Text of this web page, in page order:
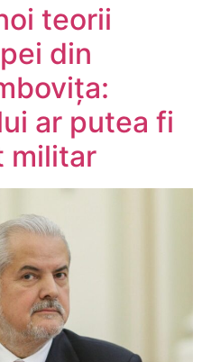
teorii
din
ar putea fi
militar